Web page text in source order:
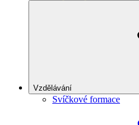
Vzdělávání
Svíčkové formace